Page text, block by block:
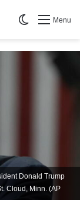
Menu
Switch skin
Donald Trump
Cloud, Minn. (AP